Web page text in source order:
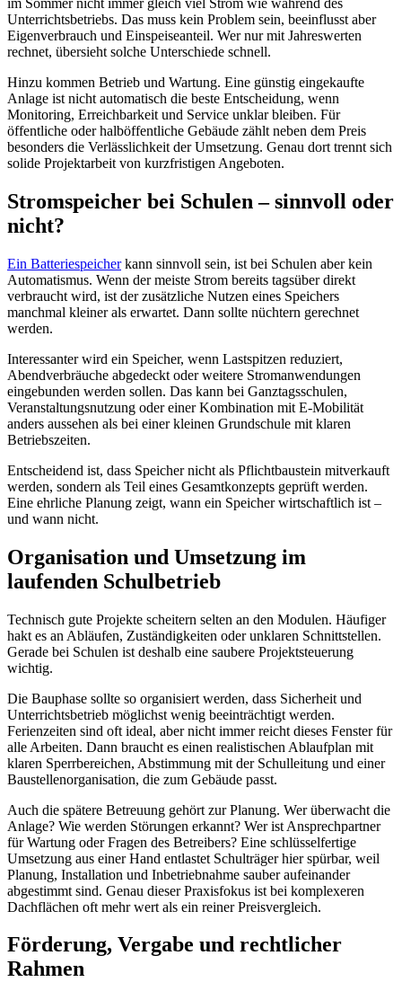
Unterrichtsbetriebs. Das muss kein Problem sein, beeinflusst aber
Eigenverbrauch und Einspeiseanteil. Wer nur mit Jahreswerten
rechnet, übersieht solche Unterschiede schnell.
Hinzu kommen Betrieb und Wartung. Eine günstig eingekaufte
Anlage ist nicht automatisch die beste Entscheidung, wenn
Monitoring, Erreichbarkeit und Service unklar bleiben. Für
öffentliche oder halböffentliche Gebäude zählt neben dem Preis
besonders die Verlässlichkeit der Umsetzung. Genau dort trennt sich
solide Projektarbeit von kurzfristigen Angeboten.
Stromspeicher bei Schulen – sinnvoll oder
nicht?
Ein Batteriespeicherkann sinnvoll sein, ist bei Schulen aber kein
Automatismus. Wenn der meiste Strom bereits tagsüber direkt
verbraucht wird, ist der zusätzliche Nutzen eines Speichers
manchmal kleiner als erwartet. Dann sollte nüchtern gerechnet
werden.
Interessanter wird ein Speicher, wenn Lastspitzen reduziert,
Abendverbräuche abgedeckt oder weitere Stromanwendungen
eingebunden werden sollen. Das kann bei Ganztagsschulen,
Veranstaltungsnutzung oder einer Kombination mit E-Mobilität
anders aussehen als bei einer kleinen Grundschule mit klaren
Betriebszeiten.
Entscheidend ist, dass Speicher nicht als Pflichtbaustein mitverkauft
werden, sondern als Teil eines Gesamtkonzepts geprüft werden.
Eine ehrliche Planung zeigt, wann ein Speicher wirtschaftlich ist –
und wann nicht.
Organisation und Umsetzung im
laufenden Schulbetrieb
Technisch gute Projekte scheitern selten an den Modulen. Häufiger
hakt es an Abläufen, Zuständigkeiten oder unklaren Schnittstellen.
Gerade bei Schulen ist deshalb eine saubere Projektsteuerung
wichtig.
Die Bauphase sollte so organisiert werden, dass Sicherheit und
Unterrichtsbetrieb möglichst wenig beeinträchtigt werden.
Ferienzeiten sind oft ideal, aber nicht immer reicht dieses Fenster für
alle Arbeiten. Dann braucht es einen realistischen Ablaufplan mit
klaren Sperrbereichen, Abstimmung mit der Schulleitung und einer
Baustellenorganisation, die zum Gebäude passt.
Auch die spätere Betreuung gehört zur Planung. Wer überwacht die
Anlage? Wie werden Störungen erkannt? Wer ist Ansprechpartner
für Wartung oder Fragen des Betreibers? Eine schlüsselfertige
Umsetzung aus einer Hand entlastet Schulträger hier spürbar, weil
Planung, Installation und Inbetriebnahme sauber aufeinander
abgestimmt sind. Genau dieser Praxisfokus ist bei komplexeren
Dachflächen oft mehr wert als ein reiner Preisvergleich.
Förderung, Vergabe und rechtlicher
Rahmen